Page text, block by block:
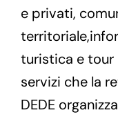
e privati,
turistica e tour
servizi che la
DEDE organizza